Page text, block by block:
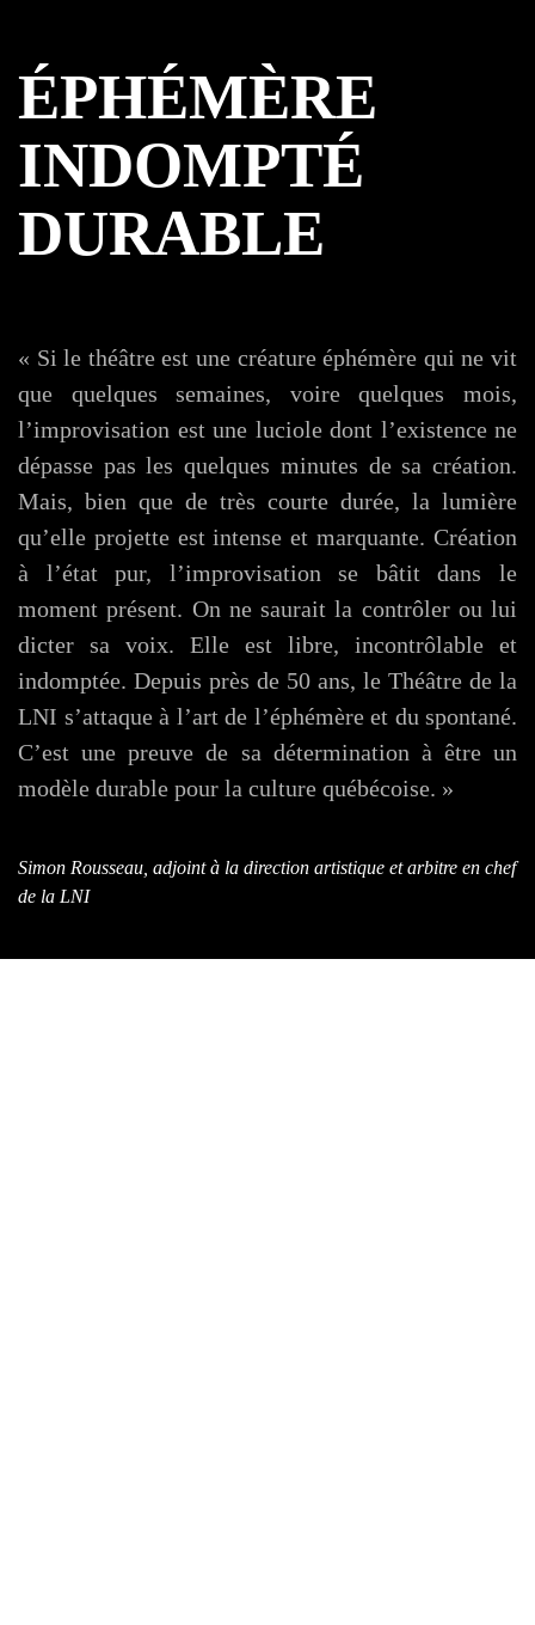
ÉPHÉMÈRE
INDOMPTÉ
DURABLE
« Si le théâtre est une créature éphémère qui ne vit
que quelques semaines, voire quelques mois,
l’improvisation est une luciole dont l’existence ne
dépasse pas les quelques minutes de sa création.
Mais, bien que de très courte durée, la lumière
qu’elle projette est intense et marquante. Création
à l’état pur, l’improvisation se bâtit dans le
moment présent. On ne saurait la contrôler ou lui
dicter sa voix. Elle est libre, incontrôlable et
indomptée. Depuis près de 50 ans, le Théâtre de la
LNI s’attaque à l’art de l’éphémère et du spontané.
C’est une preuve de sa détermination à être un
modèle durable pour la culture québécoise. »
Simon Rousseau , adjoint à la direction artistique et arbitre en chef
de la LNI